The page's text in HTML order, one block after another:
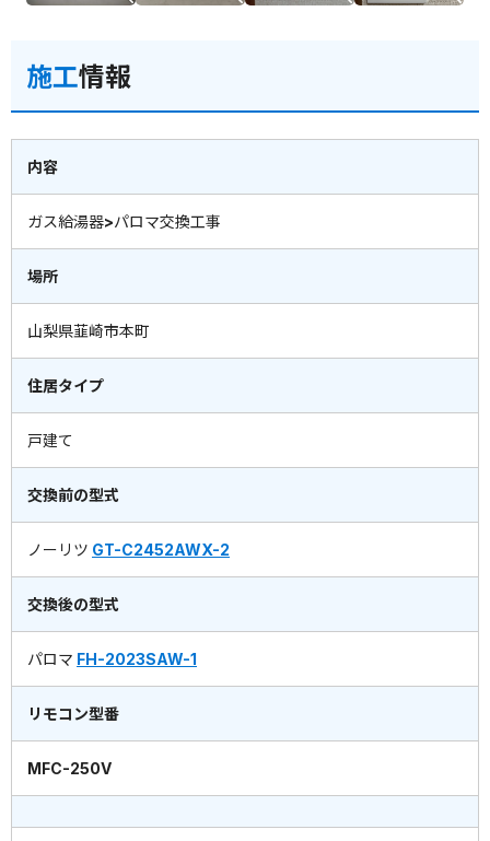
施工情報
内容
ガス給湯器>パロマ交換工事
場所
山梨県韮崎市本町
住居タイプ
戸建て
交換前の型式
ノーリツ GT-C2452AWX-2
交換後の型式
パロマ FH-2023SAW-1
リモコン型番
MFC-250V